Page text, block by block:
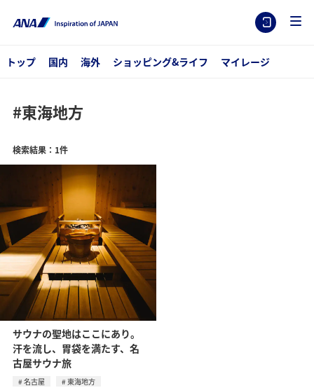
トップ 国内 海外 ショッピング&ライフ マイレージ
#東海地方
検索結果：1件
サウナの聖地はここにあり。
汗を流し、胃袋を満たす、名
古屋サウナ旅
名古屋
東海地方